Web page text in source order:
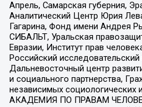
Апрель, Самарская губерния,
Аналитический Центр Юрия
Гагарина, Фонд имени Андрея
СИБАЛЬТ, Уральская
Евразии, Институт прав
Российский
Дальневосточный центр
и социального партнерства,
независимых социологических
АКАДЕМИЯ ПО ПРАВАМ